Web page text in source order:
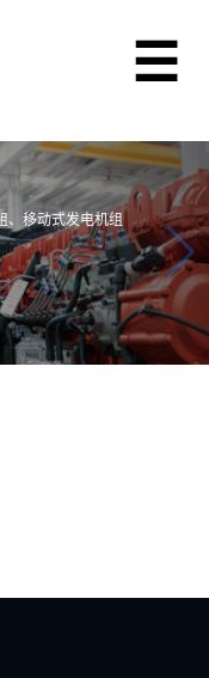
、移动式发电机组